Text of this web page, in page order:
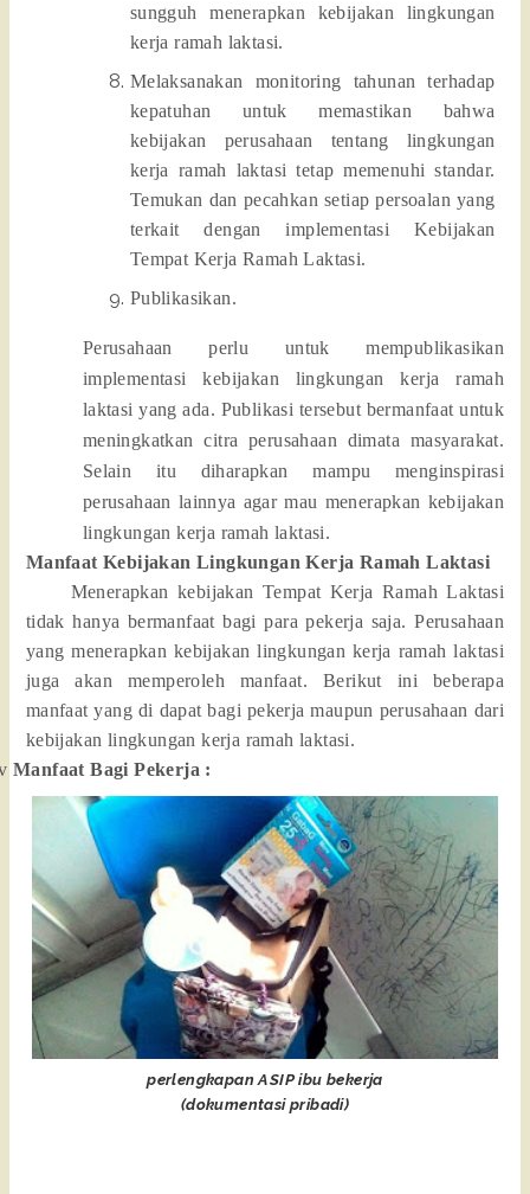
sungguh menerapkan kebijakan lingkungan
kerja ramah laktasi.
Melaksanakan monitoring tahunan terhadap
kepatuhan untuk memastikan bahwa
kebijakan perusahaan tentang lingkungan
kerja ramah laktasi tetap memenuhi standar.
Temukan dan pecahkan setiap persoalan yang
terkait dengan implementasi Kebijakan
Tempat Kerja Ramah Laktasi.
Publikasikan.
Perusahaan perlu untuk mempublikasikan
implementasi kebijakan lingkungan kerja ramah
laktasi yang ada. Publikasi tersebut bermanfaat untuk
meningkatkan citra perusahaan dimata masyarakat.
Selain itu diharapkan mampu menginspirasi
perusahaan lainnya agar mau menerapkan kebijakan
lingkungan kerja ramah laktasi.
Manfaat Kebijakan Lingkungan Kerja Ramah Laktasi
Menerapkan kebijakan Tempat Kerja Ramah Laktasi
tidak hanya bermanfaat bagi para pekerja saja. Perusahaan
yang menerapkan kebijakan lingkungan kerja ramah laktasi
juga akan memperoleh manfaat. Berikut ini beberapa
manfaat yang di dapat bagi pekerja maupun perusahaan dari
kebijakan lingkungan kerja ramah laktasi.
Manfaat Bagi Pekerja :
perlengkapan ASIP ibu bekerja
(dokumentasi pribadi)